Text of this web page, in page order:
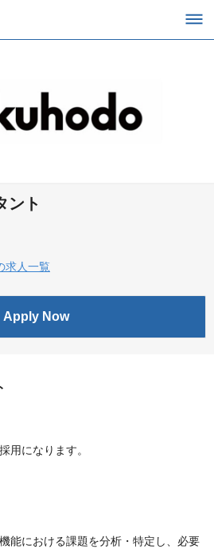
ント
求人一覧
Apply Now
用になります。
能における課題を分析・特定し、必要